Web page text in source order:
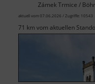
Zámek Trmice /
aktuell vom 07.06.2026 / Zugriffe: 10543
71 km vom aktuellen